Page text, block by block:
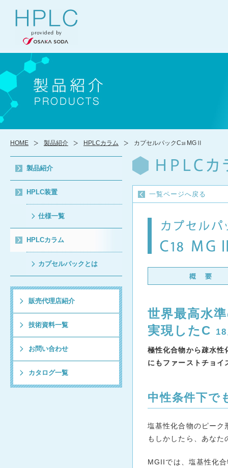
HOME 製品紹介 HPLCカラム カプセルパックC18 MGⅡ
一覧ページへ戻る
世界最高水
実現したC
18
極性化合物から疎水性
にもファーストチョイ
中性条件下で
塩基性化合物のピーク
もしかしたら、あな
MGIIでは、塩基性化
製品紹介
HPLC装置
仕様一覧
HPLCカラム
カプセルパックとは
販売代理店紹介
技術資料一覧
お問い合わせ
カタログ一覧